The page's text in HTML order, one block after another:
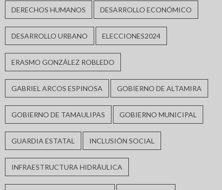
DERECHOS HUMANOS DESARROLLO ECONÓMICO
DESARROLLO URBANO ELECCIONES2024
ERASMO GONZÁLEZ ROBLEDO
GABRIEL ARCOS ESPINOSA GOBIERNO DE ALTAMIRA
GOBIERNO DE TAMAULIPAS GOBIERNO MUNICIPAL
GUARDIA ESTATAL INCLUSIÓN SOCIAL
INFRAESTRUCTURA HIDRÁULICA